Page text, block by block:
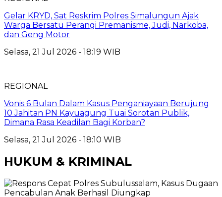
Gelar KRYD, Sat Reskrim Polres Simalungun Ajak
Warga Bersatu Perangi Premanisme, Judi, Narkoba,
dan Geng Motor
Selasa, 21 Jul 2026 - 18:19 WIB
REGIONAL
Vonis 6 Bulan Dalam Kasus Penganiayaan Berujung
10 Jahitan PN Kayuagung Tuai Sorotan Publik,
Dimana Rasa Keadilan Bagi Korban?
Selasa, 21 Jul 2026 - 18:10 WIB
HUKUM & KRIMINAL